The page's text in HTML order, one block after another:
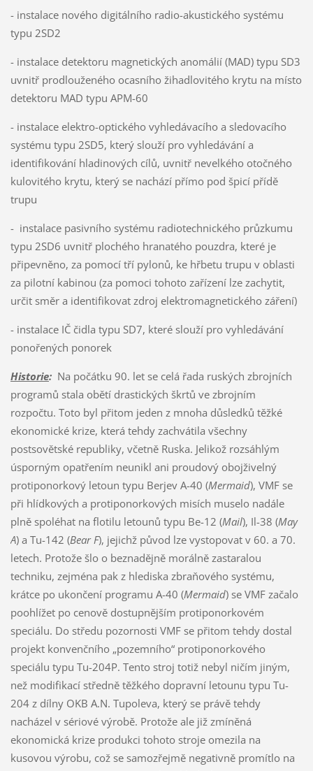
- instalace nového digitálního radio-akustického systému
typu 2SD2
- instalace detektoru magnetických anomálií (MAD) typu SD3
uvnitř prodlouženého ocasního žihadlovitého krytu na místo
detektoru MAD typu APM-60
- instalace elektro-optického vyhledávacího a sledovacího
systému typu 2SD5, který slouží pro vyhledávání a
identifikování hladinových cílů, uvnitř nevelkého otočného
kulovitého krytu, který se nachází přímo pod špicí přídě
trupu
- instalace pasivního systému radiotechnického průzkumu
typu 2SD6 uvnitř plochého hranatého pouzdra, které je
připevněno, za pomocí tří pylonů, ke hřbetu trupu v oblasti
za pilotní kabinou (za pomoci tohoto zařízení lze zachytit,
určit směr a identifikovat zdroj elektromagnetického záření)
- instalace IČ čidla typu SD7, které slouží pro vyhledávání
ponořených ponorek
Historie:Na počátku 90. let se celá řada ruských zbrojních
programů stala obětí drastických škrtů ve zbrojním
rozpočtu. Toto byl přitom jeden z mnoha důsledků těžké
ekonomické krize, která tehdy zachvátila všechny
postsovětské republiky, včetně Ruska. Jelikož rozsáhlým
úsporným opatřením neunikl ani proudový obojživelný
protiponorkový letoun typu Berjev A-40 (Mermaid), VMF se
při hlídkových a protiponorkových misích muselo nadále
plně spoléhat na flotilu letounů typu Be-12 (Mail), Il-38 (May
A) a Tu-142 (Bear F), jejichž původ lze vystopovat v 60. a 70.
letech. Protože šlo o beznadějně morálně zastaralou
techniku, zejména pak z hlediska zbraňového systému,
krátce po ukončení programu A-40 (Mermaid) se VMF začalo
poohlížet po cenově dostupnějším protiponorkovém
speciálu. Do středu pozornosti VMF se přitom tehdy dostal
projekt konvenčního „pozemního“ protiponorkového
speciálu typu Tu-204P. Tento stroj totiž nebyl ničím jiným,
než modifikací středně těžkého dopravní letounu typu Tu-
204 z dílny OKB A.N. Tupoleva, který se právě tehdy
nacházel v sériové výrobě. Protože ale již zmíněná
ekonomická krize produkci tohoto stroje omezila na
kusovou výrobu, což se samozřejmě negativně promítlo na